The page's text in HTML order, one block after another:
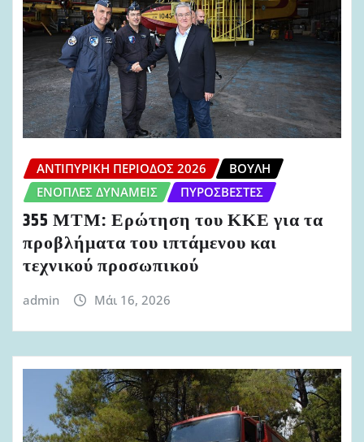
ΑΝΤΙΠΥΡΙΚΉ ΠΕΡΊΟΔΟΣ 2026
ΒΟΥΛΉ
ΈΝΟΠΛΕΣ ΔΥΝΆΜΕΙΣ
ΠΥΡΟΣΒΈΣΤΕΣ
355 ΜΤΜ: Ερώτηση του ΚΚΕ για τα
προβλήματα του ιπτάμενου και
τεχνικού προσωπικού
admin Μάι 16, 2026